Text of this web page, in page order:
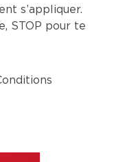
s’appliquer.
STOP pour te